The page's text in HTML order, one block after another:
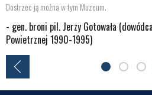
Dostrzec ją można w tym Muzeum.
- gen. broni pil. Jerzy Gotowała
Powietrznej 1990-1995)